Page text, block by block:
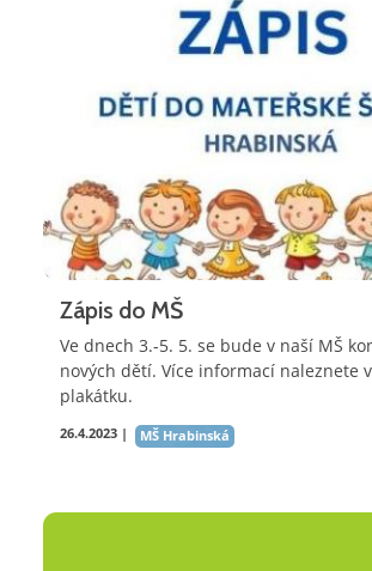
Zápis do MŠ
Ve dnech 3.-5. 5. se bude v naší MŠ
nových dětí. Více informací naleznete
plakátku.
26.4.2023 | MŠ Hrabinská